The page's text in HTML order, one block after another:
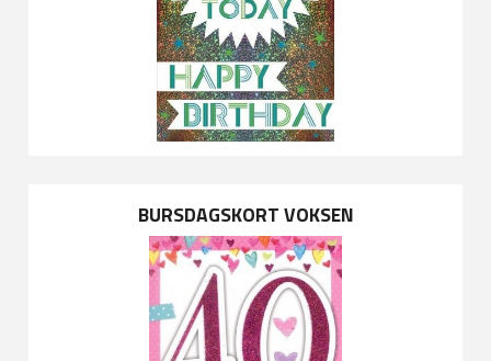
BURSDAGSKORT VOKSEN